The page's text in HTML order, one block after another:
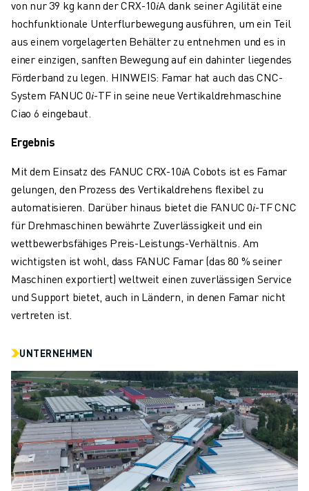
von nur 39 kg kann der CRX-10𝑖A dank seiner Agilität eine
hochfunktionale Unterflurbewegung ausführen, um ein Teil
aus einem vorgelagerten Behälter zu entnehmen und es in
einer einzigen, sanften Bewegung auf ein dahinter liegendes
Förderband zu legen. HINWEIS: Famar hat auch das CNC-
System FANUC 0𝑖-TF in seine neue Vertikaldrehmaschine
Ciao 6 eingebaut.
Ergebnis
Mit dem Einsatz des FANUC CRX-10𝑖A Cobots ist es Famar
gelungen, den Prozess des Vertikaldrehens flexibel zu
automatisieren. Darüber hinaus bietet die FANUC 0𝑖-TF CNC
für Drehmaschinen bewährte Zuverlässigkeit und ein
wettbewerbsfähiges Preis-Leistungs-Verhältnis. Am
wichtigsten ist wohl, dass FANUC Famar (das 80 % seiner
Maschinen exportiert) weltweit einen zuverlässigen Service
und Support bietet, auch in Ländern, in denen Famar nicht
vertreten ist.
UNTERNEHMEN